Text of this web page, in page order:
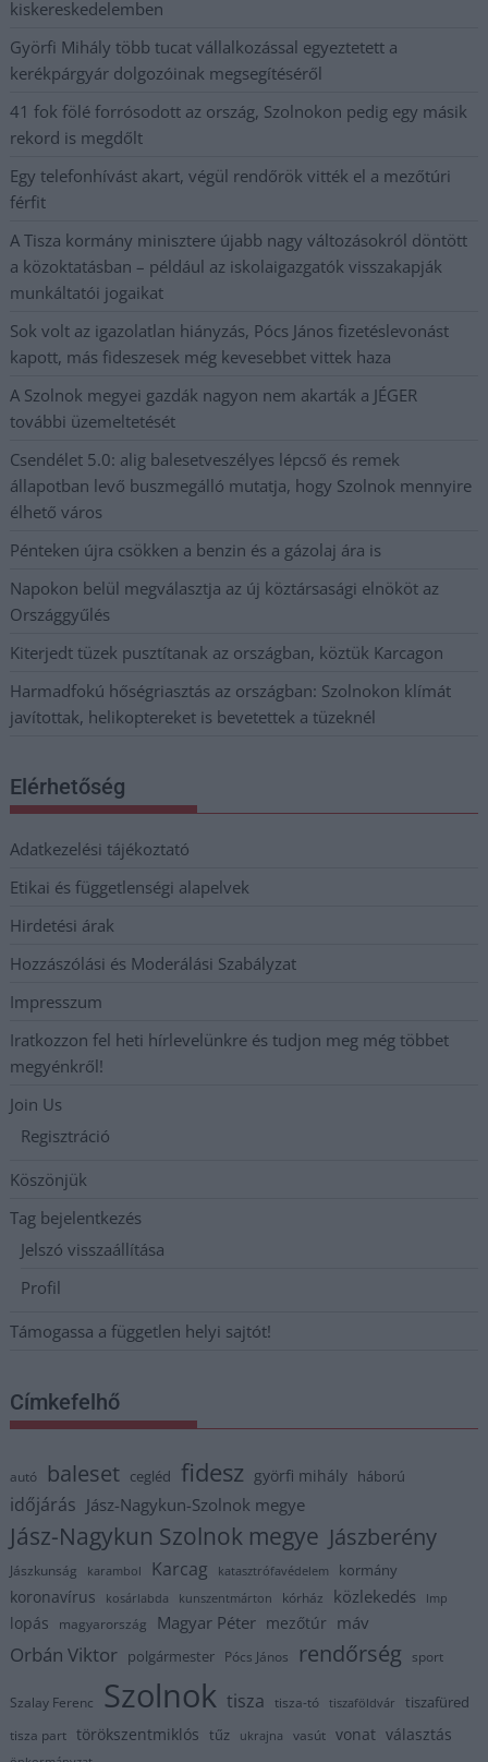
kiskereskedelemben
Györfi Mihály több tucat vállalkozással egyeztetett a
kerékpárgyár dolgozóinak megsegítéséről
41 fok fölé forrósodott az ország, Szolnokon pedig egy másik
rekord is megdőlt
Egy telefonhívást akart, végül rendőrök vitték el a mezőtúri
férfit
A Tisza kormány minisztere újabb nagy változásokról döntött
a közoktatásban – például az iskolaigazgatók visszakapják
munkáltatói jogaikat
Sok volt az igazolatlan hiányzás, Pócs János fizetéslevonást
kapott, más fideszesek még kevesebbet vittek haza
A Szolnok megyei gazdák nagyon nem akarták a JÉGER
további üzemeltetését
Csendélet 5.0: alig balesetveszélyes lépcső és remek
állapotban levő buszmegálló mutatja, hogy Szolnok mennyire
élhető város
Pénteken újra csökken a benzin és a gázolaj ára is
Napokon belül megválasztja az új köztársasági elnököt az
Országgyűlés
Kiterjedt tüzek pusztítanak az országban, köztük Karcagon
Harmadfokú hőségriasztás az országban: Szolnokon klímát
javítottak, helikoptereket is bevetettek a tüzeknél
Elérhetőség
Adatkezelési tájékoztató
Etikai és függetlenségi alapelvek
Hirdetési árak
Hozzászólási és Moderálási Szabályzat
Impresszum
Iratkozzon fel heti hírlevelünkre és tudjon meg még többet
megyénkről!
Join Us
Regisztráció
Köszönjük
Tag bejelentkezés
Jelszó visszaállítása
Profil
Támogassa a független helyi sajtót!
Címkefelhő
autó baleset cegléd fidesz györfi mihály háború
időjárás Jász-Nagykun-Szolnok megye
Jász-Nagykun Szolnok megye Jászberény
Jászkunság karambol Karcag katasztrófavédelem kormány
koronavírus kosárlabda kunszentmárton kórház közlekedés lmp
lopás magyarország Magyar Péter mezőtúr máv
Orbán Viktor polgármester Pócs János rendőrség sport
Szalay Ferenc Szolnok tisza tisza-tó tiszaföldvár tiszafüred
tisza part törökszentmiklós tűz ukrajna vasút vonat választás